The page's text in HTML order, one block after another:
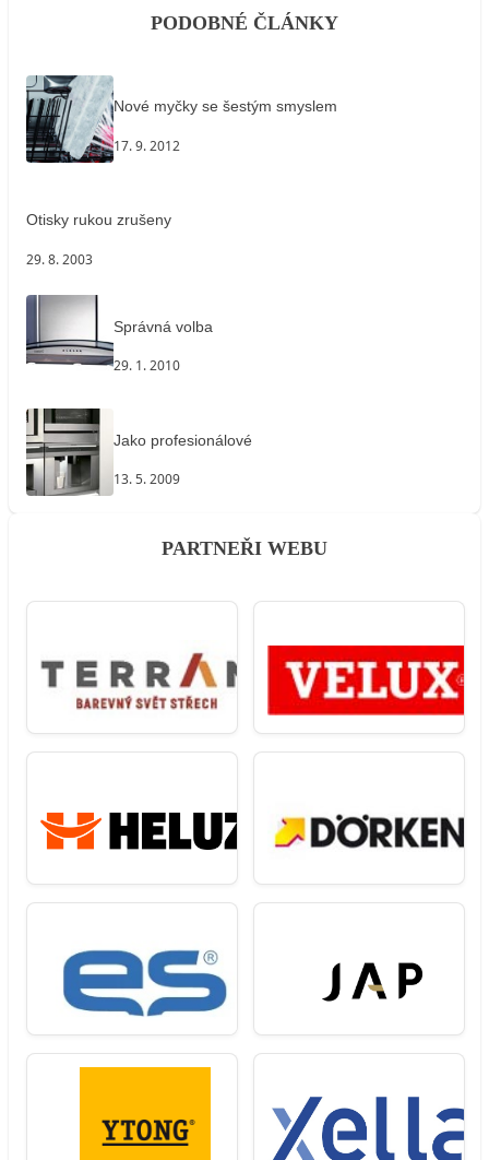
PODOBNÉ ČLÁNKY
Nové myčky se šestým smyslem
17. 9. 2012
Otisky rukou zrušeny
29. 8. 2003
Správná volba
29. 1. 2010
Jako profesionálové
13. 5. 2009
PARTNEŘI WEBU